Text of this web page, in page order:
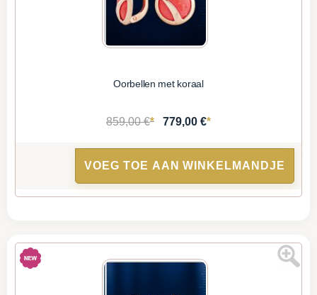
Oorbellen met koraal
859,00 €* 779,00 €*
VOEG TOE AAN WINKELMANDJE